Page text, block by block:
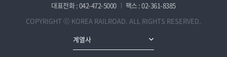
대표전화 : 042-472-5000
팩스 : 02-361-8385
COPYRIGHT ⓒ KOREA RAILROAD. ALL RIGHTS RESERVED.
계열사